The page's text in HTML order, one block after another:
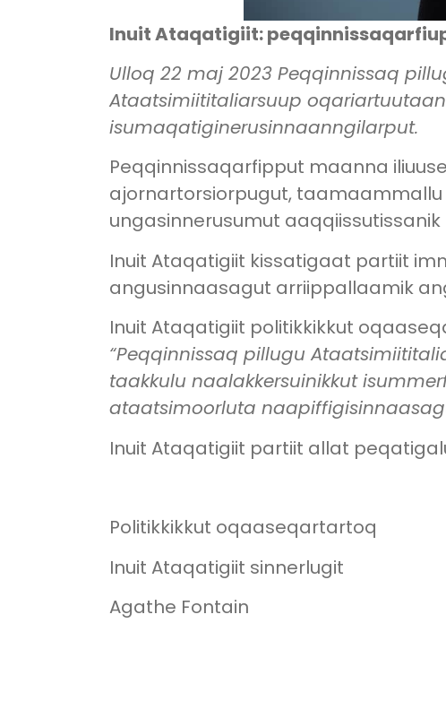
Inuit Ataqatigiit:
Ulloq 22 maj 2023 Peqqinnissaq
Ataatsimiititaliarsuup
isumaqatiginerusinnaanngilarput.
Peqqinnissaqarfipput maanna
ajornartorsiorpugut,
ungasinnerusumut
Inuit Ataqatigiit kissatigaat partiit
angusinnaasagut arriippallaamik
Inuit Ataqatigiit politikkikkut
“Peqqinnissaq pillugu
taakkulu naalakkersuinikkut
ataatsimoorluta
Inuit Ataqatigiit partiit allat
Politikkikkut oqaaseqartartoq
Inuit Ataqatigiit sinnerlugit
Agathe Fontain